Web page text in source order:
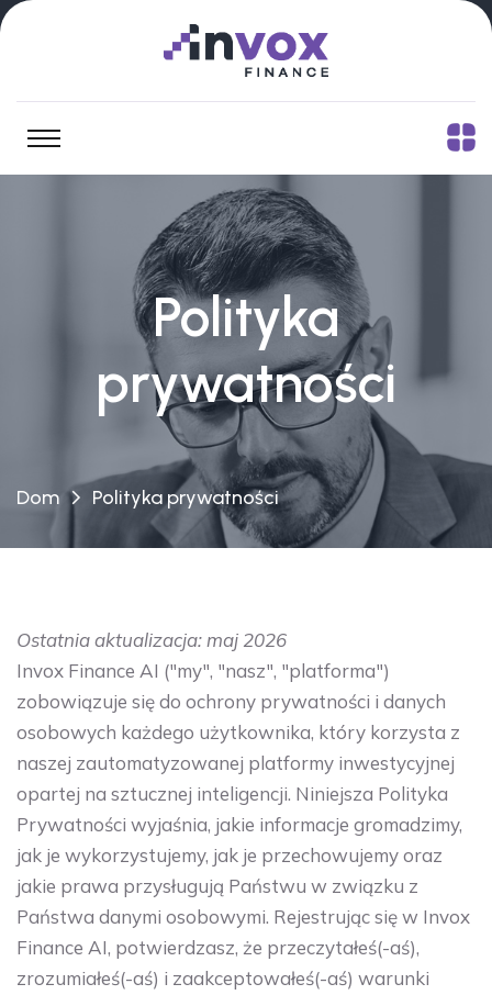
Polityka
prywatności
Dom Polityka prywatności
Ostatnia aktualizacja: maj 2026
Invox Finance AI ("my", "nasz", "platforma")
zobowiązuje się do ochrony prywatności i danych
osobowych każdego użytkownika, który korzysta z
naszej zautomatyzowanej platformy inwestycyjnej
opartej na sztucznej inteligencji. Niniejsza Polityka
Prywatności wyjaśnia, jakie informacje gromadzimy,
jak je wykorzystujemy, jak je przechowujemy oraz
jakie prawa przysługują Państwu w związku z
Państwa danymi osobowymi. Rejestrując się w Invox
Finance AI, potwierdzasz, że przeczytałeś(-aś),
zrozumiałeś(-aś) i zaakceptowałeś(-aś) warunki